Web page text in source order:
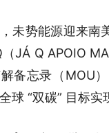
未势能源迎来南
JÁ Q APOIO
备忘录（MOU
球 “双碳” 目标实